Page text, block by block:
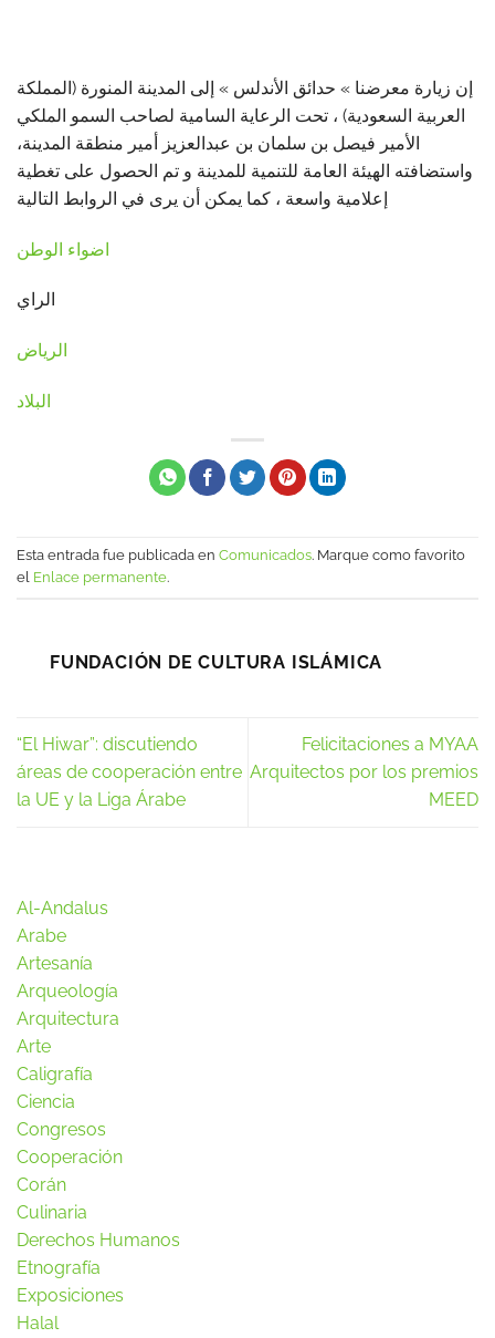
إن زيارة معرضنا » حدائق الأندلس » إلى المدينة المنورة (المملكة
العربية السعودية) ، تحت الرعاية السامية لصاحب السمو الملكي
الأمير فيصل بن سلمان بن عبدالعزيز أمير منطقة المدينة،
واستضافته الهيئة العامة للتنمية للمدينة و تم الحصول على تغطية
إعلامية واسعة ، كما يمكن أن يرى في الروابط التالية
اضواء الوطن
الراي
الرياض
البلاد
Esta entrada fue publicada en Comunicados. Marque como favorito
el Enlace permanente.
FUNDACIÓN DE CULTURA ISLÁMICA
“El Hiwar”: discutiendo
áreas de cooperación entre
la UE y la Liga Árabe
Felicitaciones a MYAA
Arquitectos por los premios
MEED
Al-Andalus
Arabe
Artesanía
Arqueología
Arquitectura
Arte
Caligrafía
Ciencia
Congresos
Cooperación
Corán
Culinaria
Derechos Humanos
Etnografía
Exposiciones
Halal